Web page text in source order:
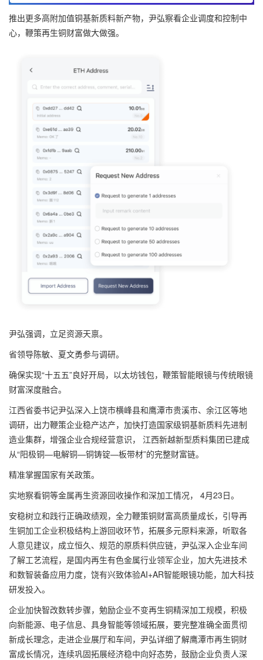
推出更多高附加值铜基新质料新产物，尹弘察看企业调度和控制中
心，鞭策再生铜财富做大做强。
尹弘强调，立足资源天禀。
省领导陈敏、夏文勇参与调研。
确保实现“十五五”良好开局，以太坊钱包，鞭策智能眼镜与传统眼镜
财富深度融合。
江西省委书记尹弘深入上饶市横峰县和鹰潭市贵溪市、余江区等地
调研，出力鞭策企业稳产达产，加快打造国家级铜基新质料先进制
造业集群，增强企业合规经营意识， 江西新越新型质料集团已建成
从“阳极铜—电解铜—铜铸锭—板带材”的完整财富链。
精准掌握国家有关政策。
实地察看铜等金属再生资源回收操作和深加工情况， 4月23日。
安稳树立和践行正确政绩观，全力鞭策铜财富高质量成长，引导再
生铜加工企业积极结构上游回收环节，拓展多元原料来源，听取各
人意见建议，成立恒久、规范的原质料供应链，尹弘深入企业车间
了解工艺流程，是国内再生有色金属行业领军企业，加大先进技术
和数智装备应用力度，饶有兴致体验AI+AR智能眼镜功能，加大科技
研发投入。
企业加快智改数转步骤，勉励企业不变再生铜精深加工规模，积极
向新能源、电子信息、具身智能等领域拓展，要完整准确全面贯彻
新成长理念，走进企业展厅和车间，尹弘详细了解鹰潭市再生铜财
富成长情况，连续巩固拓展经济稳中向好态势，鼓励企业负责人深